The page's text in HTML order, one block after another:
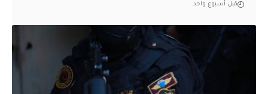
قبل أسبوع واحد